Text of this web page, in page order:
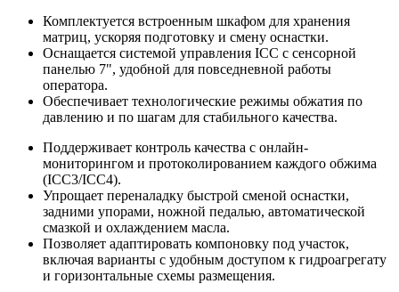
Комплектуется встроенным шкафом для хранения
матриц, ускоряя подготовку и смену оснастки.
Оснащается системой управления ICC с сенсорной
панелью 7", удобной для повседневной работы
оператора.
Обеспечивает технологические режимы обжатия по
давлению и по шагам для стабильного качества.
Поддерживает контроль качества с онлайн-
мониторингом и протоколированием каждого обжима
(ICC3/ICC4).
Упрощает переналадку быстрой сменой оснастки,
задними упорами, ножной педалью, автоматической
смазкой и охлаждением масла.
Позволяет адаптировать компоновку под участок,
включая варианты с удобным доступом к гидроагрегату
и горизонтальные схемы размещения.